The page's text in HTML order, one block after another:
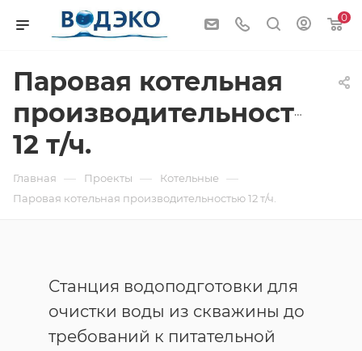
0
Паровая котельная
производительностью
12 т/ч.
Главная — Проекты — Котельные —
Паровая котельная производительностью 12 т/ч.
Станция водоподготовки для
очистки воды из скважины до
требований к питательной